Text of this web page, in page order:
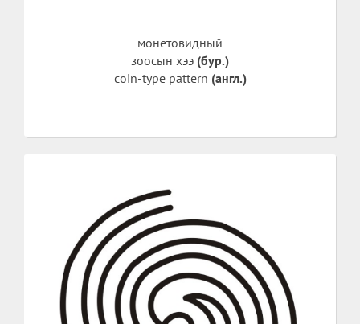
монетовидный
зоосын хээ (бур.)
coin-type pattern (англ.)